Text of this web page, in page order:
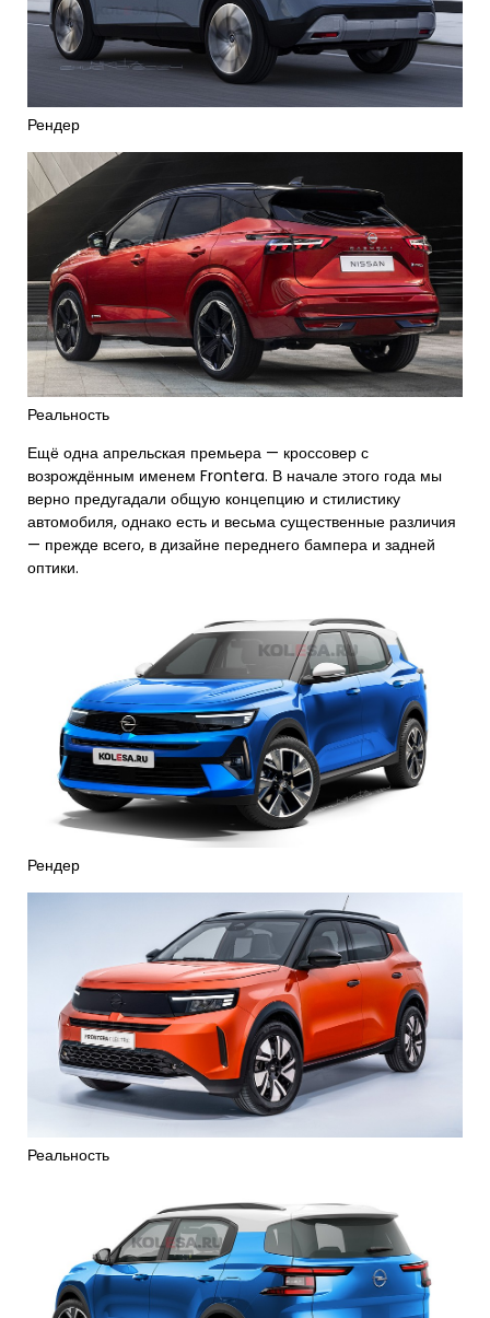
Рендер
Реальность
Ещё одна апрельская премьера — кроссовер с
возрождённым именем Frontera. В начале этого года мы
верно предугадали общую концепцию и стилистику
автомобиля, однако есть и весьма существенные различия
— прежде всего, в дизайне переднего бампера и задней
оптики.
Рендер
Реальность